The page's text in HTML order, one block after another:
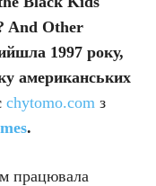
And Other
1997 року,
американських
chytomo.com з
.
працювала